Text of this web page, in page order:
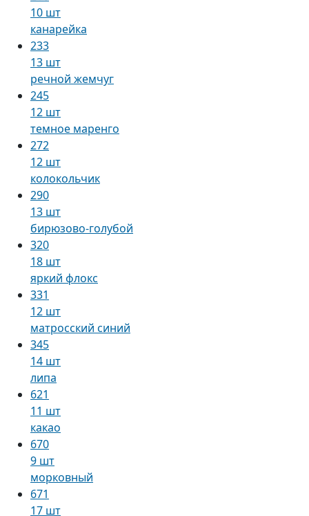
10 шт
канарейка
233
13 шт
речной жемчуг
245
12 шт
темное маренго
272
12 шт
колокольчик
290
13 шт
бирюзово-голубой
320
18 шт
яркий флокс
331
12 шт
матросский синий
345
14 шт
липа
621
11 шт
какао
670
9 шт
морковный
671
17 шт